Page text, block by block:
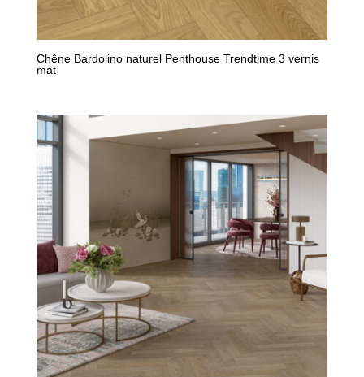
Chêne Bardolino naturel Penthouse Trendtime 3 vernis
mat